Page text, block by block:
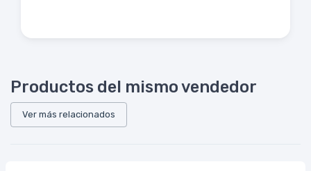
Productos del mismo vendedor
Ver más relacionados